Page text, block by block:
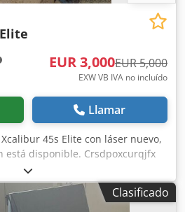
EUR 3,000EUR 5,000
EXW VB IVA no incluído
Llamar
Xcalibur 45s Elite con láser nuevo,
está disponible. Crsdpoxcurqjfx
Clasificado